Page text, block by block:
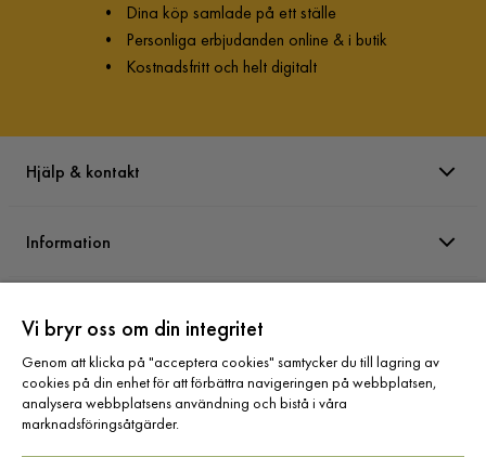
• Dina köp samlade på ett ställe
• Personliga erbjudanden online & i butik
• Kostnadsfritt och helt digitalt
Hjälp & kontakt
Information
Sortiment
Vi bryr oss om din integritet
Genom att klicka på "acceptera cookies" samtycker du till lagring av
cookies på din enhet för att förbättra navigeringen på webbplatsen,
analysera webbplatsens användning och bistå i våra
marknadsföringsåtgärder.